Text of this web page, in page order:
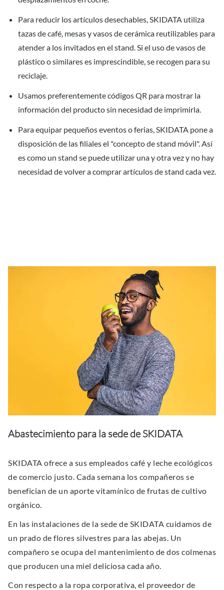
Para reducir los artículos desechables, SKIDATA utiliza
tazas de café, mesas y vasos de cerámica reutilizables para
atender a los invitados en el stand. Si el uso de vasos de
plástico o similares es imprescindible, se recogen para su
reciclaje.
Usamos preferentemente códigos QR para mostrar la
información del producto sin necesidad de imprimirla.
Para equipar pequeños eventos o ferias, SKIDATA pone a
disposición de las filiales el "concepto de stand móvil". Así
es como un stand se puede utilizar una y otra vez y no hay
necesidad de volver a comprar artículos de stand cada vez.
Abastecimiento para la sede de SKIDATA
SKIDATA ofrece a sus empleados café y leche ecológicos
de comercio justo. Cada semana los compañeros se
benefician de un aporte vitamínico de frutas de cultivo
orgánico.
En las instalaciones de la sede de SKIDATA cuidamos de
un prado de flores silvestres para las abejas. Un
compañero se ocupa del mantenimiento de dos colmenas
que producen una miel deliciosa cada año.
Con respecto a la ropa corporativa, el proveedor de